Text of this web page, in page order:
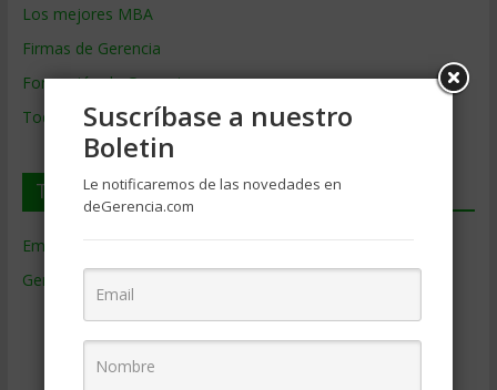
Los mejores MBA
Firmas de Gerencia
Formación de Gerencia
Todos los Temas
Temas de Gerencia
Empresas de Gerencia
Gerencia
Contabilidad(466)
Educacion Gerencial
Suscríbase a nuestro
Boletin
Le notificaremos de las novedades en
deGerencia.com